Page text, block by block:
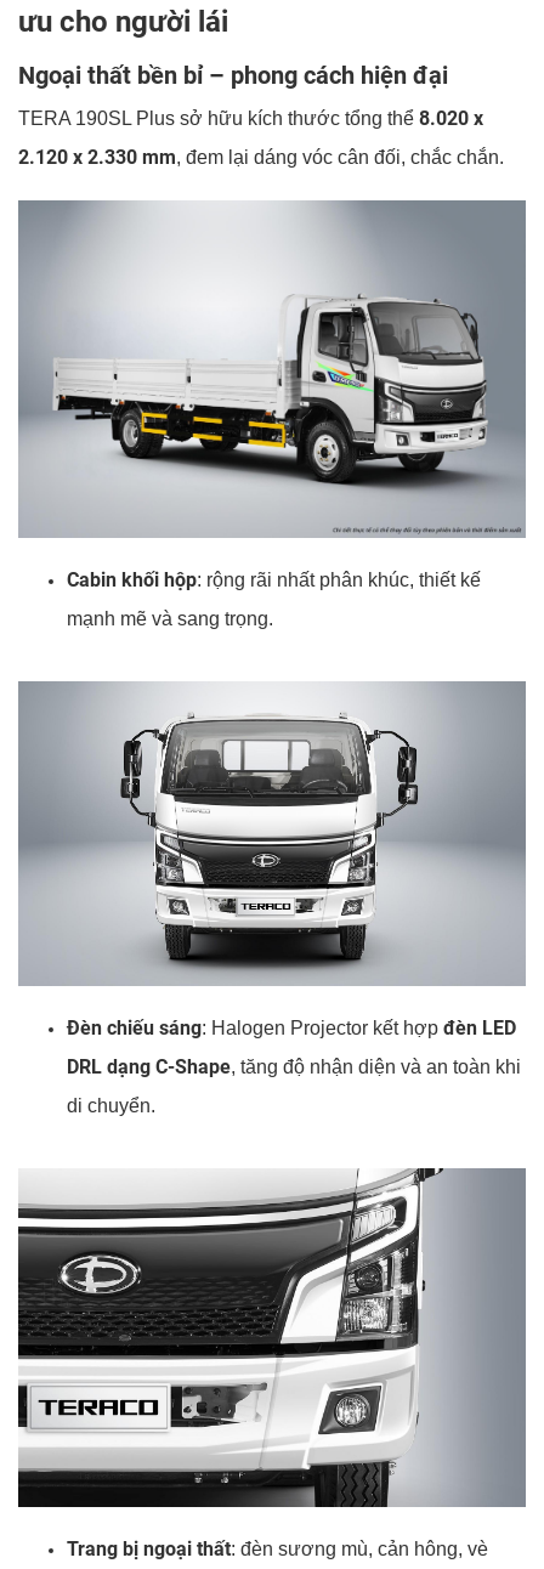
ưu cho người lái
Ngoại thất bền bỉ – phong cách hiện đại
TERA 190SL Plus sở hữu kích thước tổng thể 8.020 x
2.120 x 2.330 mm, đem lại dáng vóc cân đối, chắc chắn.
Cabin khối hộp: rộng rãi nhất phân khúc, thiết kế
mạnh mẽ và sang trọng.
Đèn chiếu sáng: Halogen Projector kết hợp đèn LED
DRL dạng C-Shape, tăng độ nhận diện và an toàn khi
di chuyển.
Trang bị ngoại thất: đèn sương mù, cản hông, vè